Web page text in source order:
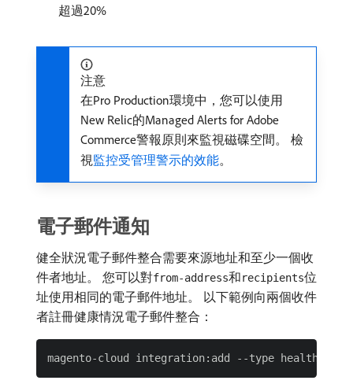
超過20%
注意
在Pro Production環境中，您可以使用
New Relic的Managed Alerts for Adobe
Commerce警報原則來監視磁碟空間。 檢
視監控受管理警示的效能。
電子郵件通知
健全狀況電子郵件整合需要來源地址和至少一個收
件者地址。 您可以對from-address和recipients位
址使用相同的電子郵件地址。 以下範例向兩個收件
者註冊健康情況電子郵件整合：